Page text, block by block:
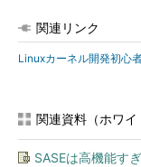
関連リンク
Linuxカーネル開発初心
関連資料（ホワイ
SASEは高機能す